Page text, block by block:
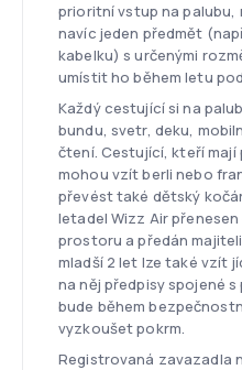
prioritní vstup na palubu,
navíc jeden předmět
kabelku) s určenými
umístit ho během letu
Každý cestující si na
bundu, svetr, deku,
čtení. Cestující, kteří mají
mohou vzít berli nebo
převést také dětský
letadel Wizz Air
prostoru a předán
mladší 2 let lze také vzít
na něj předpisy spojené
bude během
vyzkoušet pokrm.
Registrovaná zavazadla